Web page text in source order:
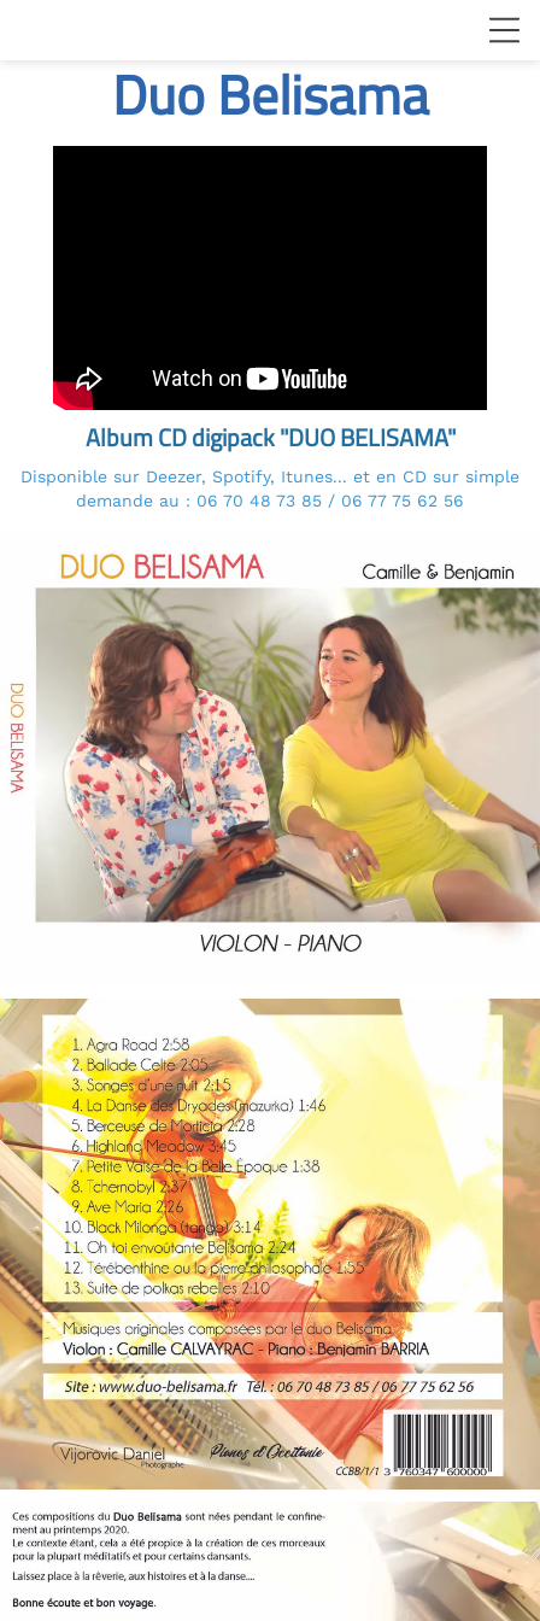
Duo Belisama
Album CD digipack "DUO BELISAMA"
Disponible sur Deezer, Spotify, Itunes... et en CD sur simple
demande au : 06 70 48 73 85 / 06 77 75 62 56